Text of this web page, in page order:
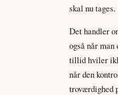
skal nu tages.
Det handler
også når
tillid hviler
når den
troværdighed